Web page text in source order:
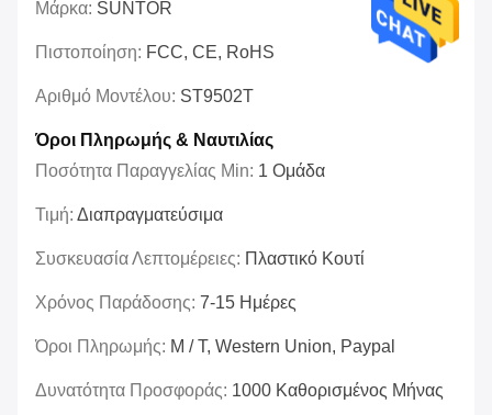
Μάρκα: SUNTOR
Πιστοποίηση: FCC, CE, RoHS
Αριθμό Μοντέλου: ST9502T
Όροι Πληρωμής & Ναυτιλίας
Ποσότητα Παραγγελίας Min: 1 Ομάδα
Τιμή: Διαπραγματεύσιμα
Συσκευασία Λεπτομέρειες: Πλαστικό Κουτί
Χρόνος Παράδοσης: 7-15 Ημέρες
Όροι Πληρωμής: Μ / Τ, Western Union, Paypal
Δυνατότητα Προσφοράς: 1000 Καθορισμένος Μήνας